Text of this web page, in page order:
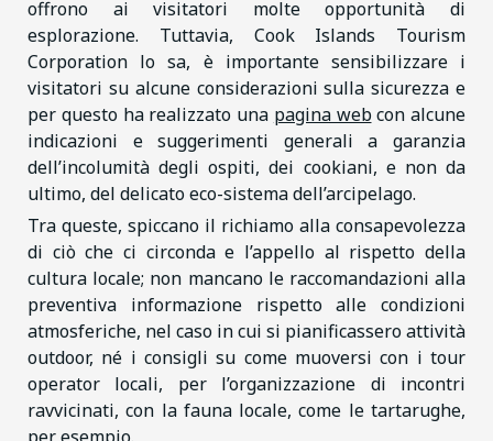
offrono ai visitatori molte opportunità di
esplorazione. Tuttavia, Cook Islands Tourism
Corporation lo sa, è importante sensibilizzare i
visitatori su alcune considerazioni sulla sicurezza e
per questo ha realizzato una pagina webcon alcune
indicazioni e suggerimenti generali a garanzia
dell’incolumità degli ospiti, dei cookiani, e non da
ultimo, del delicato eco-sistema dell’arcipelago.
Tra queste, spiccano il richiamo alla consapevolezza
di ciò che ci circonda e l’appello al rispetto della
cultura locale; non mancano le raccomandazioni alla
preventiva informazione rispetto alle condizioni
atmosferiche, nel caso in cui si pianificassero attività
outdoor, né i consigli su come muoversi con i tour
operator locali, per l’organizzazione di incontri
ravvicinati, con la fauna locale, come le tartarughe,